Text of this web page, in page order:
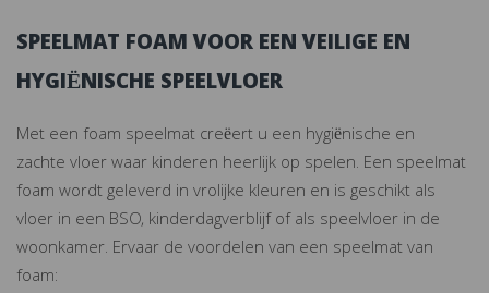
SPEELMAT FOAM VOOR EEN VEILIGE EN
HYGIËNISCHE SPEELVLOER
Met een foam speelmat creëert u een hygiënische en
zachte vloer waar kinderen heerlijk op spelen. Een speelmat
foam wordt geleverd in vrolijke kleuren en is geschikt als
vloer in een BSO, kinderdagverblijf of als speelvloer in de
woonkamer. Ervaar de voordelen van een speelmat van
foam: